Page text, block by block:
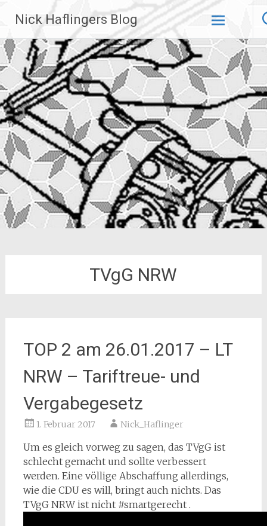
Inhalt
springen
Nick Haflingers Blog
TVgG NRW
TOP 2 am 26.01.2017 – LT
NRW – Tariftreue- und
Vergabegesetz
1. Februar 2017 Nick_Haflinger
Um es gleich vorweg zu sagen, das TVgG ist
schlecht gemacht und sollte verbessert
werden. Eine völlige Abschaffung allerdings,
wie die CDU es will, bringt auch nichts. Das
TVgG NRW ist nicht #smartgerecht .